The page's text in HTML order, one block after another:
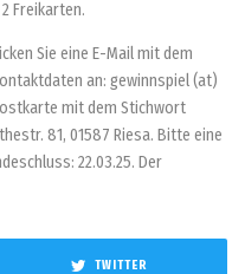
Freikarten.
Sie eine E-Mail mit dem
an: gewinnspiel (at)
mit dem Stichwort
81, 01587 Riesa. Bitte eine
22.03.25. Der
TWITTER